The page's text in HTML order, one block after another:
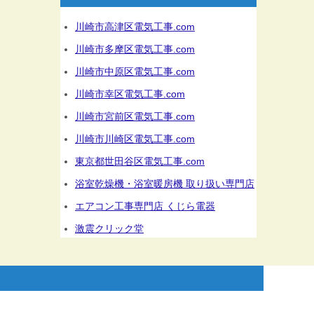
川崎市高津区電気工事.com
川崎市多摩区電気工事.com
川崎市中原区電気工事.com
川崎市幸区電気工事.com
川崎市宮前区電気工事.com
川崎市川崎区電気工事.com
東京都世田谷区電気工事.com
浴室乾燥機・浴室暖房機 取り扱い専門店
エアコン工事専門店 くじら電器
激震クリック堂